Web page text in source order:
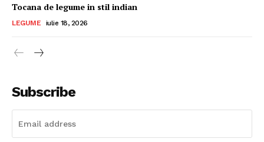
Tocana de legume in stil indian
LEGUME iulie 18, 2026
Subscribe